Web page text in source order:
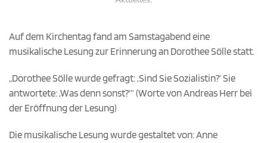
Auf dem Kirchentag fand am Samstagabend eine
musikalische Lesung zur Erinnerung an Dorothee Sölle statt.
„Dorothee Sölle wurde gefragt: ‚Sind Sie Sozialistin?‘ Sie
antwortete: ‚Was denn sonst?'“ (Worte von Andreas Herr bei
der Eröffnung der Lesung)
Die musikalische Lesung wurde gestaltet von: Anne